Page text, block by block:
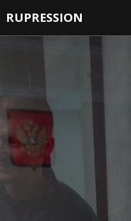
RUPRESSION